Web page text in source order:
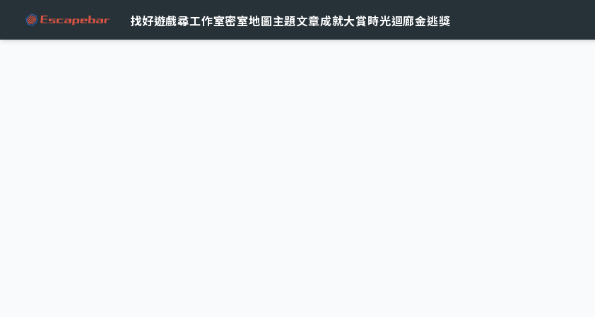
找好遊戲尋工作室密室地圖主題文章成就大賞時光迴廊金逃獎